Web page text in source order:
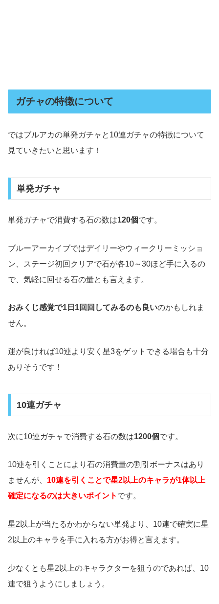
ガチャの特徴について
ではブルアカの単発ガチャと10連ガチャの特徴について
見ていきたいと思います！
単発ガチャ
単発ガチャで消費する石の数は120個です。
ブルーアーカイブではデイリーやウィークリーミッショ
ン、ステージ初回クリアで石が各10～30ほど手に入るの
で、気軽に回せる石の量とも言えます。
おみくじ感覚で1日1回回してみるのも良いのかもしれま
せん。
運が良ければ10連より安く星3をゲットできる場合も十分
ありそうです！
10連ガチャ
次に10連ガチャで消費する石の数は1200個です。
10連を引くことにより石の消費量の割引ボーナスはあり
ませんが、 10連を引くことで星2以上のキャラが1体以上
確定になるのは大きいポイント です。
星2以上が当たるかわからない単発より、10連で確実に星
2以上のキャラを手に入れる方がお得と言えます。
少なくとも星2以上のキャラクターを狙うのであれば、10
連で狙うようにしましょう。